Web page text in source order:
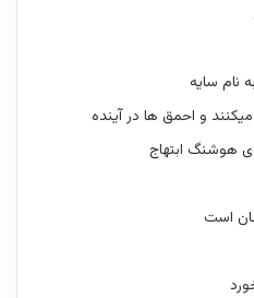
نام سایه
و احمق ها در آینده
هوشنگ ابتهاج
است